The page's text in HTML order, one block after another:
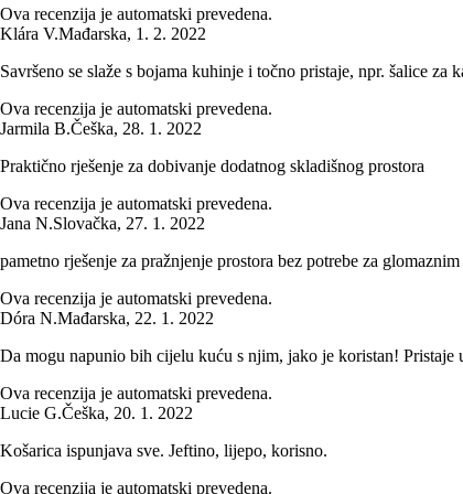
Ova recenzija je automatski prevedena.
Klára V.Mađarska, 1. 2. 2022
Savršeno se slaže s bojama kuhinje i točno pristaje, npr. šalice za
Ova recenzija je automatski prevedena.
Jarmila B.Češka, 28. 1. 2022
Praktično rješenje za dobivanje dodatnog skladišnog prostora
Ova recenzija je automatski prevedena.
Jana N.Slovačka, 27. 1. 2022
pametno rješenje za pražnjenje prostora bez potrebe za
Ova recenzija je automatski prevedena.
Dóra N.Mađarska, 22. 1. 2022
Da mogu napunio bih cijelu kuću s njim, jako je koristan!
Ova recenzija je automatski prevedena.
Lucie G.Češka, 20. 1. 2022
Košarica ispunjava sve. Jeftino, lijepo, korisno.
Ova recenzija je automatski prevedena.